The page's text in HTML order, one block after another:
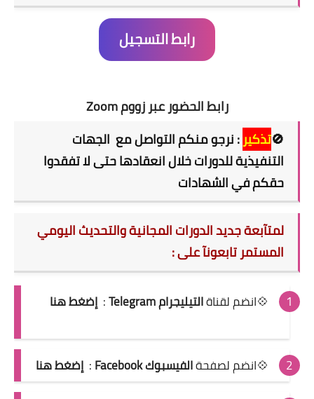
رابط التسجيل
رابط الحضور عبر زووم Zoom
🚫تذكير: نرجو منكم التواصل مع الجهات
التنفيذية للدورات خلال انعقادها حتى لا تفقدوا
حقكم في الشهادات
لمتآبعة جديد الدورات المجانية والتحديث اليومي
المستمر تابعونآ على :
💠انضم لقناةالتيليجرام Telegram : إضغط هنا
💠انضم لصفحةالفيسبوك Facebook : إضغط هنا